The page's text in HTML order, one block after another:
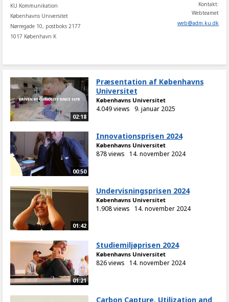
KU Kommunikation
Københavns Universitet
Nørregade 10, postboks 2177
1017 København K
Kontakt:
Webteamet
web@adm.ku.dk
02:18
Præsentation af Københavns
Universitet
Københavns Universitet
4.049 views 9. januar 2025
00:50
Innovationsprisen 2024
Københavns Universitet
878 views 14. november 2024
01:42
Undervisningsprisen 2024
Københavns Universitet
1.908 views 14. november 2024
01:21
Studiemiljøprisen 2024
Københavns Universitet
826 views 14. november 2024
Carbon Capture, Utilization and